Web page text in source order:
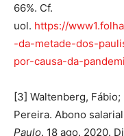
66%. Cf.
uol. https://
-da-metade-dos-
por-causa-da-
[3] Waltenberg,
Pereira. Abono
Paulo. 18 ago. 2020.